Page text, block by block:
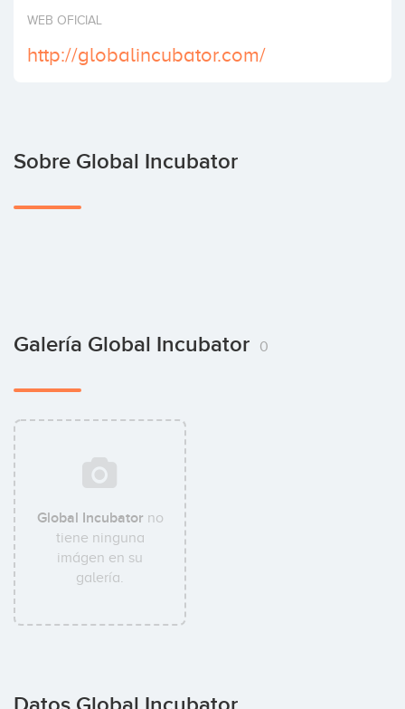
Invertir
WEB OFICIAL
http://globalincubator.com/
Sobre Global Incubator
Galería Global Incubator 0
Global Incubator no
tiene ninguna
imágen en su
galería.